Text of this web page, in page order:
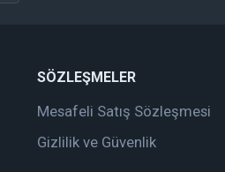
SÖZLEŞMELER
Mesafeli Satış Sözleşmesi
Gizlilik ve Güvenlik